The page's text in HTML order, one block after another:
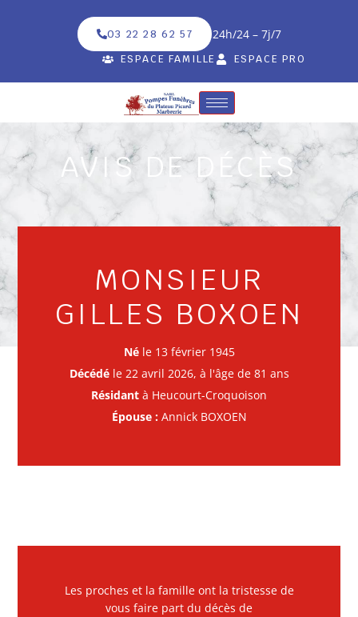
03 22 28 62 57 24h/24 – 7j/7
ESPACE FAMILLE ESPACE PRO
AVIS DE DÉCÈS
MONSIEUR
GILLES BOXOEN
Néle 13 février 1945
Décédéle 22 avril 2026, à l'âge de 81 ans
Résidant à Heucourt-Croquoison
Épouse : Annick BOXOEN
Les proches et la famille ont la tristesse de
vous faire part du décès de